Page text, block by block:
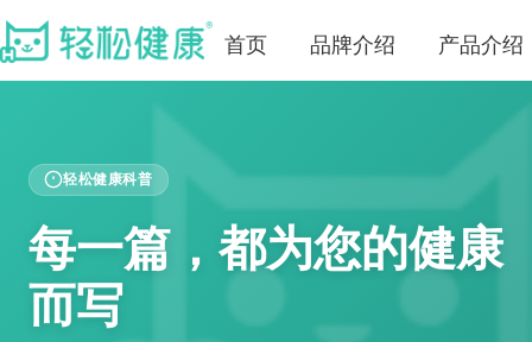
首页 品牌介绍 产品介绍
轻松健康科普
每一篇，都为您的健康
而写